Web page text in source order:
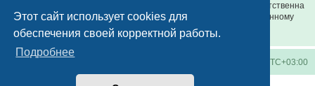
Этот сайт использует cookies для
обеспечения своей корректной работы.
Подробнее
«Киевский метрополитен», ни phpBB Limited не может быть ответственна
за действия хакеров, которые могут привести к несанкционированному
доступу к ней.
UTC+03:00